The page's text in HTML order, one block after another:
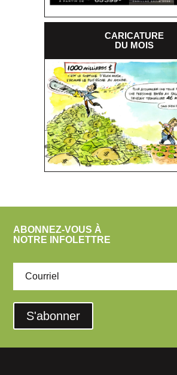
CARICATURE
DU MOIS
ABONNEZ-VOUS À
NOTRE INFOLETTRE
S'abonner